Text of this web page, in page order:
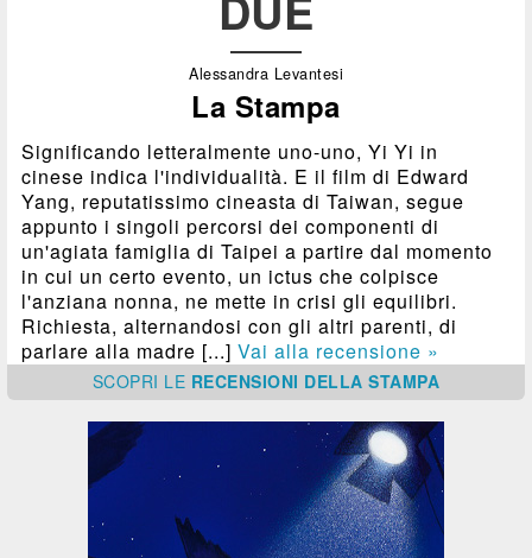
Alessandra Levantesi
La Stampa
Significando letteralmente uno-uno, Yi Yi in
cinese indica l'individualità. E il film di Edward
Yang, reputatissimo cineasta di Taiwan, segue
appunto i singoli percorsi dei componenti di
un'agiata famiglia di Taipei a partire dal momento
in cui un certo evento, un ictus che colpisce
l'anziana nonna, ne mette in crisi gli equilibri.
Richiesta, alternandosi con gli altri parenti, di
parlare alla madre [...]Vai alla recensione »
SCOPRI LE RECENSIONI DELLA STAMPA